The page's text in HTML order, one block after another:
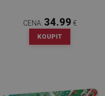
CENA: 34.99 €
KOUPIT